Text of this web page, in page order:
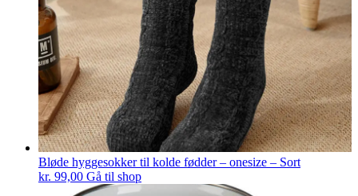
Bløde hyggesokker til kolde fødder – onesize – Sort
kr. 99,00 Gå til shop